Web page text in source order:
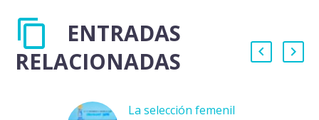
ENTRADAS
RELACIONADAS
La selección femenil